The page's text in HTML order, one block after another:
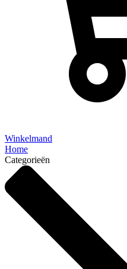
Winkelmand
Home
Categorieën